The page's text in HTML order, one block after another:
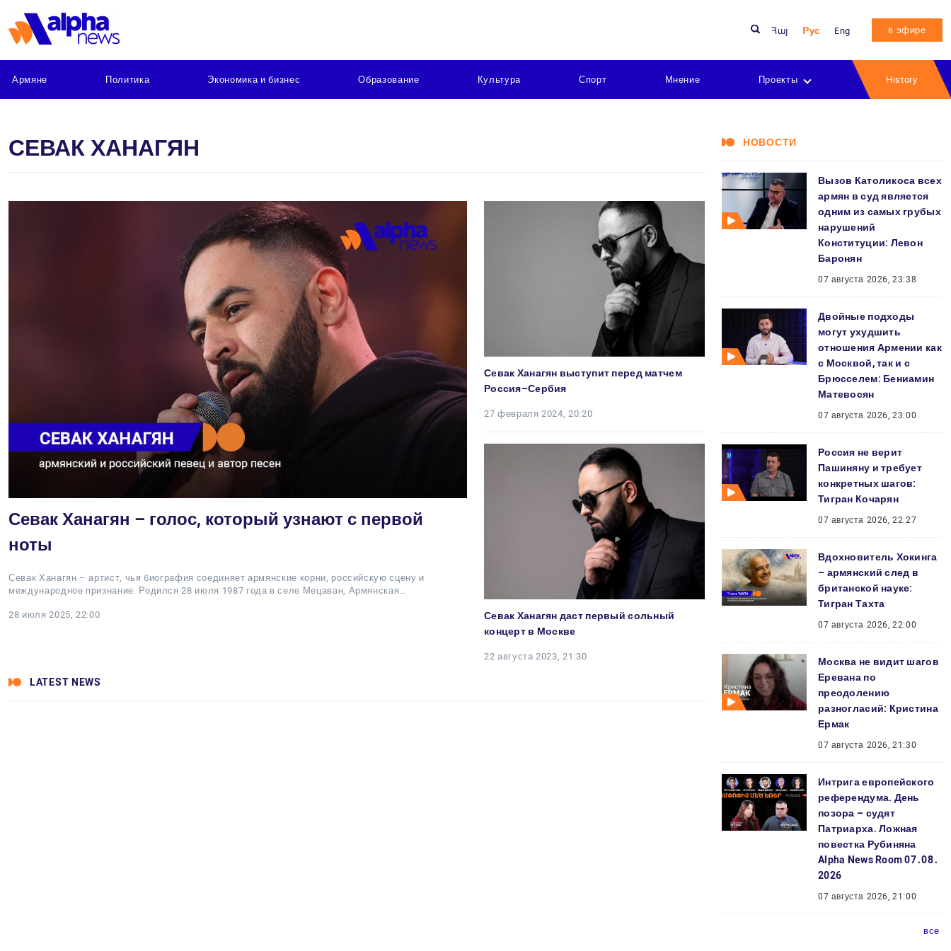
Հայ Рус Eng в эфире
Армяне Политика Экономика и бизнес Образование Культура Спорт Мнение Проекты History
СЕВАК ХАНАГЯН
Севак Ханагян – голос, который узнают с первой
ноты
Севак Ханагян – артист, чья биография соединяет армянские корни, российскую сцену и
международное признание. Родился 28 июля 1987 года в селе Мецаван, Армянская…
28 июля 2025, 22:00
Севак Ханагян выступит перед матчем
Россия–Сербия
27 февраля 2024, 20:20
Севак Ханагян даст первый сольный
концерт в Москве
22 августа 2023, 21:30
LATEST NEWS
НОВОСТИ
Вызов Католикоса всех
армян в суд является
одним из самых грубых
нарушений
Конституции: Левон
Баронян
07 августа 2026, 23:38
Двойные подходы
могут ухудшить
отношения Армении как
с Москвой, так и с
Брюсселем: Бениамин
Матевосян
07 августа 2026, 23:00
Россия не верит
Пашиняну и требует
конкретных шагов:
Тигран Кочарян
07 августа 2026, 22:27
Вдохновитель Хокинга
– армянский след в
британской науке:
Тигран Тахта
07 августа 2026, 22:00
Москва не видит шагов
Еревана по
преодолению
разногласий: Кристина
Ермак
07 августа 2026, 21:30
Интрига европейского
референдума. День
позора – судят
Патриарха. Ложная
повестка Рубиняна
Alpha News Room 07․08․
2026
07 августа 2026, 21:00
все